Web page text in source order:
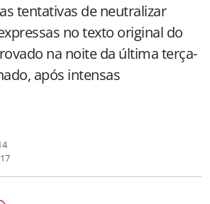
tentativas de neutralizar
no texto original do
na noite da última terça-
após intensas